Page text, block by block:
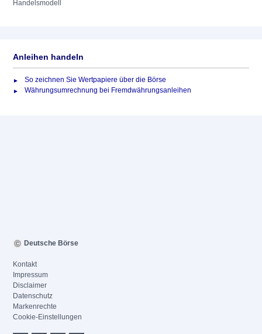
Handelsmodell
Anleihen handeln
So zeichnen Sie Wertpapiere über die Börse
Währungsumrechnung bei Fremdwährungsanleihen
Deutsche Börse
Kontakt
Impressum
Disclaimer
Datenschutz
Markenrechte
Cookie-Einstellungen